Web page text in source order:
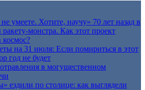
умеете. Хотите, научу» 70 лет назад в
монстра. Как этот проект
космос?
на 31 июля: Если помириться в этот
год не будет
в могущественном
ездили по столице: как выглядели